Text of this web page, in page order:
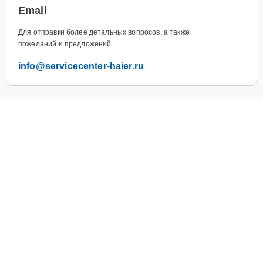
Email
Для отправки более детальных вопросов, а также
пожеланий и предложений
info@servicecenter-haier.ru